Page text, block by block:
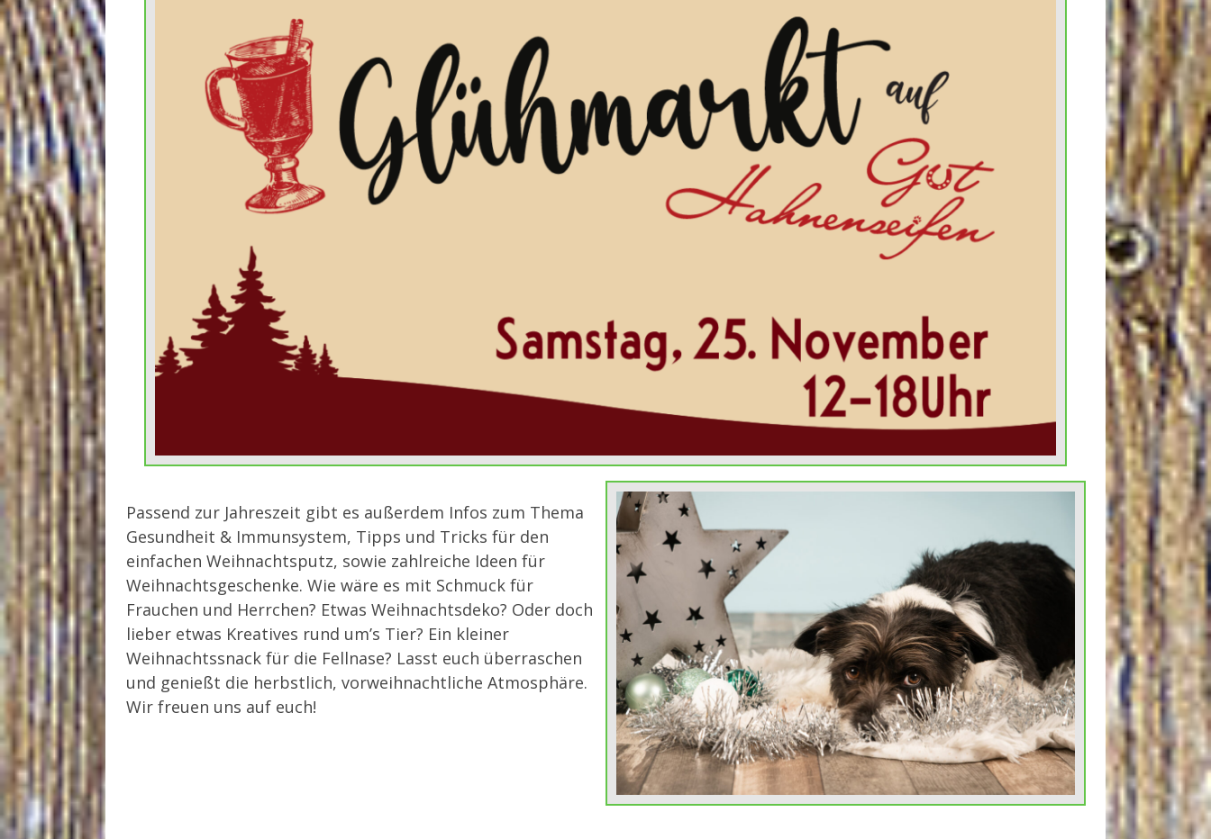
Passend zur Jahreszeit gibt es außerdem Infos zum Thema
Gesundheit & Immunsystem, Tipps und Tricks für den
einfachen Weihnachtsputz, sowie zahlreiche Ideen für
Weihnachtsgeschenke. Wie wäre es mit Schmuck für
Frauchen und Herrchen? Etwas Weihnachtsdeko? Oder doch
lieber etwas Kreatives rund um’s Tier? Ein kleiner
Weihnachtssnack für die Fellnase? Lasst euch überraschen
und genießt die herbstlich, vorweihnachtliche Atmosphäre.
Wir freuen uns auf euch!